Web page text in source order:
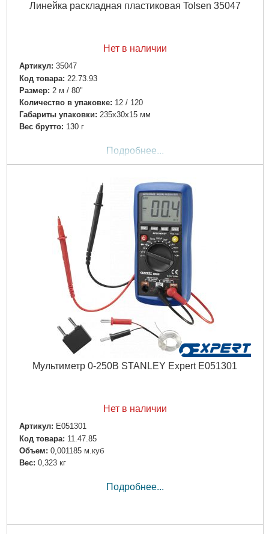
Линейка раскладная пластиковая Tolsen 35047
Нет в наличии
Артикул: 35047
Код товара: 22.73.93
Размер: 2 м / 80"
Количество в упаковке: 12 / 120
Габариты упаковки: 235x30x15 мм
Вес брутто: 130 г
Подробнее...
Мультиметр 0-250В STANLEY Expert E051301
Нет в наличии
Артикул: E051301
Код товара: 11.47.85
Объем: 0,001185 м.куб
Вес: 0,323 кг
Подробнее...